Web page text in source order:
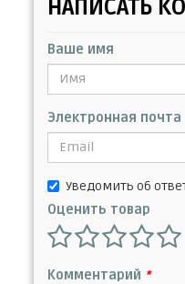
НАПИСАТЬ
Ваше имя
Электронная почта
Уведомить об
Оценить товар
Комментарий *